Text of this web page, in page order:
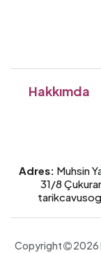
Hakkımda
Adres: Muhsin
31/8
Copyright 2026